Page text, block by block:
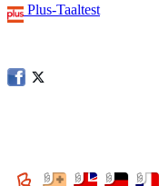
Plus-Taaltest